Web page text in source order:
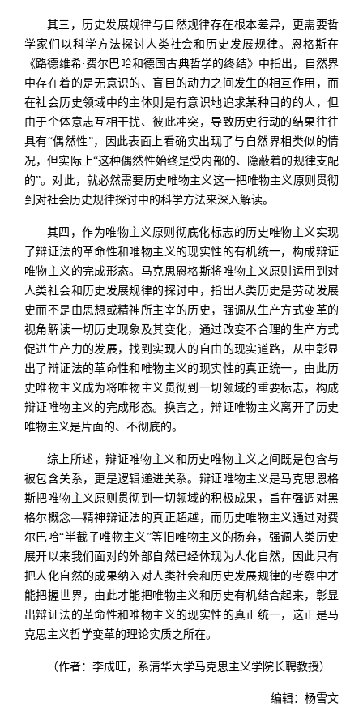
其三，历史发展规律与自然规律存在根本差异，更需要哲
学家们以科学方法探讨人类社会和历史发展规律。恩格斯在
《路德维希·费尔巴哈和德国古典哲学的终结》中指出，自然界
中存在着的是无意识的、盲目的动力之间发生的相互作用，而
在社会历史领域中的主体则是有意识地追求某种目的的人，但
由于个体意志互相干扰、彼此冲突，导致历史行动的结果往往
具有“偶然性”，因此表面上看确实出现了与自然界相类似的情
况，但实际上“这种偶然性始终是受内部的、隐蔽着的规律支配
的”。对此，就必然需要历史唯物主义这一把唯物主义原则贯彻
到对社会历史规律探讨中的科学方法来深入解读。
其四，作为唯物主义原则彻底化标志的历史唯物主义实现
了辩证法的革命性和唯物主义的现实性的有机统一，构成辩证
唯物主义的完成形态。马克思恩格斯将唯物主义原则运用到对
人类社会和历史发展规律的探讨中，指出人类历史是劳动发展
史而不是由思想或精神所主宰的历史，强调从生产方式变革的
视角解读一切历史现象及其变化，通过改变不合理的生产方式
促进生产力的发展，找到实现人的自由的现实道路，从中彰显
出了辩证法的革命性和唯物主义的现实性的真正统一，由此历
史唯物主义成为将唯物主义贯彻到一切领域的重要标志，构成
辩证唯物主义的完成形态。换言之，辩证唯物主义离开了历史
唯物主义是片面的、不彻底的。
综上所述，辩证唯物主义和历史唯物主义之间既是包含与
被包含关系，更是逻辑递进关系。辩证唯物主义是马克思恩格
斯把唯物主义原则贯彻到一切领域的积极成果，旨在强调对黑
格尔概念—精神辩证法的真正超越，而历史唯物主义通过对费
尔巴哈“半截子唯物主义”等旧唯物主义的扬弃，强调人类历史
展开以来我们面对的外部自然已经体现为人化自然，因此只有
把人化自然的成果纳入对人类社会和历史发展规律的考察中才
能把握世界，由此才能把唯物主义和历史有机结合起来，彰显
出辩证法的革命性和唯物主义的现实性的真正统一，这正是马
克思主义哲学变革的理论实质之所在。
（作者：李成旺，系清华大学马克思主义学院长聘教授）
编辑：杨雪文